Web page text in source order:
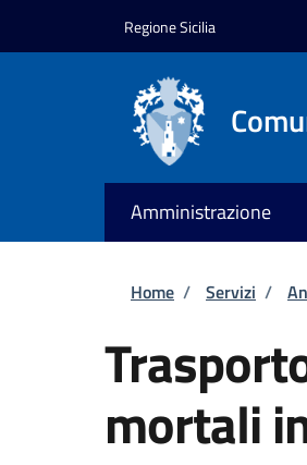
Regione Sicilia
Amministrazione
Briciole
Home / Servizi /
mortali